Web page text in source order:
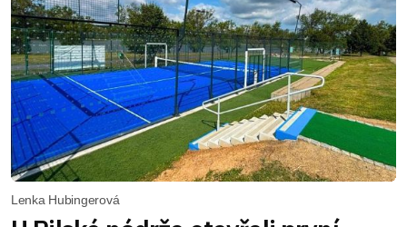
Lenka Hubingerová